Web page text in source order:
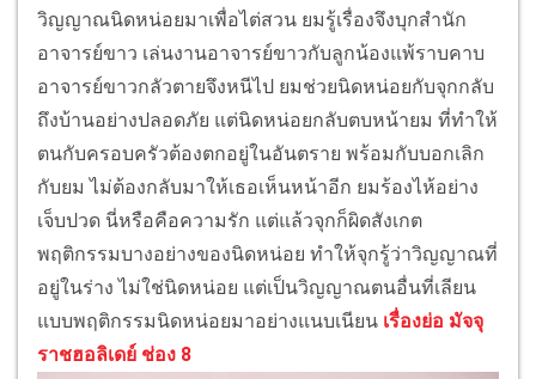
วิญญาณนิดหน่อยมาเพื่อไต่สวน ยมรู้เรื่องจึงบุกสำนัก
อาจารย์ขาว เล่นงานอาจารย์ขาวกับลูกน้องแพ้ราบคาบ
อาจารย์ขาวกลัวตายจึงหนีไป ยมช่วยนิดหน่อยกับจุกกลับ
ถึงบ้านอย่างปลอดภัย แต่นิดหน่อยกลับตบหน้ายม ที่ทำให้
ตนกับครอบครัวต้องตกอยู่ในอันตราย พร้อมกับบอกเลิก
กับยม ไม่ต้องกลับมาให้เธอเห็นหน้าอีก ยมร้องไห้อย่าง
เจ็บปวด นี่หรือคือความรัก แต่แล้วจุกก็ผิดสังเกต
พฤติกรรมบางอย่างของนิดหน่อย ทำให้จุกรู้ว่าวิญญาณที่
อยู่ในร่าง ไม่ใช่นิดหน่อย แต่เป็นวิญญาณตนอื่นที่เลียน
แบบพฤติกรรมนิดหน่อยมาอย่างแนบเนียน เรื่องย่อ มัจจุ
ราชฮอลิเดย์ ช่อง 8